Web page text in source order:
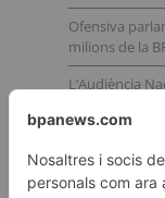
Ofensiva
milions de la
L’Audiència
andorrana de